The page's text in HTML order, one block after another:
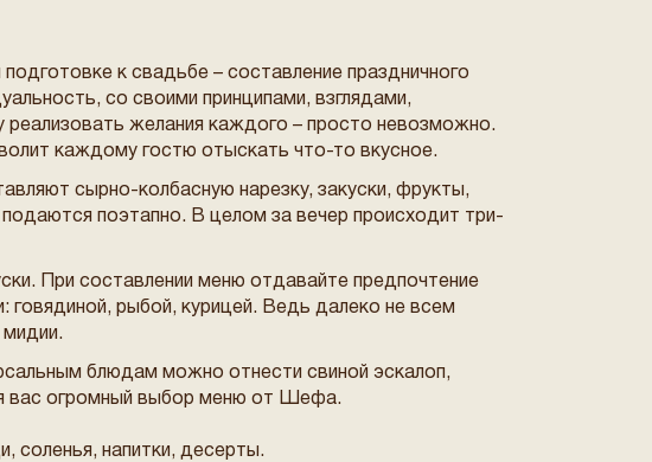
к свадьбе – составление праздничного
со своими принципами, взглядами,
реализовать желания каждого – просто невозможно.
каждому гостю отыскать что-то вкусное.
сырно-колбасную нарезку, закуски, фрукты,
поэтапно. В целом за вечер происходит три-
При составлении меню отдавайте предпочтение
говядиной, рыбой, курицей. Ведь далеко не всем
мидии.
блюдам можно отнести свиной эскалоп,
вас огромный выбор меню от Шефа.
соленья, напитки, десерты.